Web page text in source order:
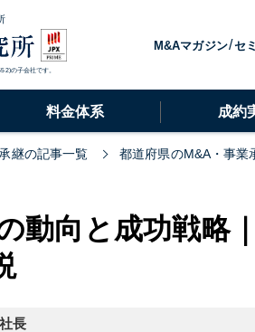
の子会社です。
M&Aマガジン セ
料金体系 成約
継の記事一覧 都道府県のM&A・事業
動向と成功戦略
長